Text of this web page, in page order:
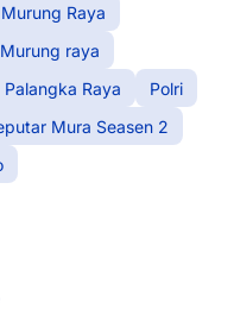
Raya
raya
Palangka Raya
Polri
Mura Seasen 2